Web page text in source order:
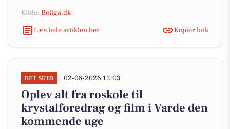
Kilde: Boliga.dk
Læs hele artiklen her
Kopiér link
DET SKER 02-08-2026 12:03
Oplev alt fra roskole til
krystalforedrag og film i Varde den
kommende uge